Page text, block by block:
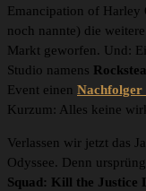
Emancipation of Harley
noch nannte) die
Markt geworfen. Und:
Studio namens
Event einen
Kurzum: Alles keine
Verlassen wir jetzt das
Odyssee. Denn
Squad: Kill the Justice